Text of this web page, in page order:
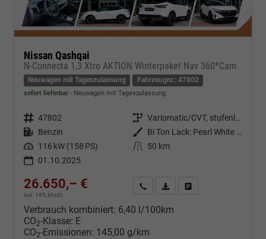
Nissan Qashqai
N-Connecta 1,3 Xtro AKTION Winterpaket Nav 360*Cam
Neuwagen mit Tageszulassung Fahrzeugnr.: 47802
sofort lieferbar Neuwagen mit Tageszulassung
Fahrzeugnr. 47802 Getriebe
Variomatic/CVT, stufenlos
Kraftstoff Benzin Außenfarbe
Bi Ton Lack: Pearl White Metallic (QAB) mit Dachfarbe Black Metallic (Z11)
Leistung 116 kW (158 PS) Kilometerstand
50 km
01.10.2025
26.650,– €
incl. 19% MwSt.
Kontakt & Angebot anfordern
PDF-Datei, Fahrzeugexposé
Verbrauch kombiniert: 6,40 l/100km
CO2-Klasse: E
CO2-Emissionen: 145,00 g/km